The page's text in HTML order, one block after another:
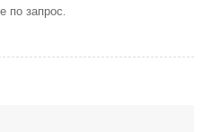
по запрос.